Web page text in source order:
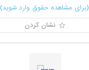
(برای مشاهده حقوق وارد شوید)
نشان کردن